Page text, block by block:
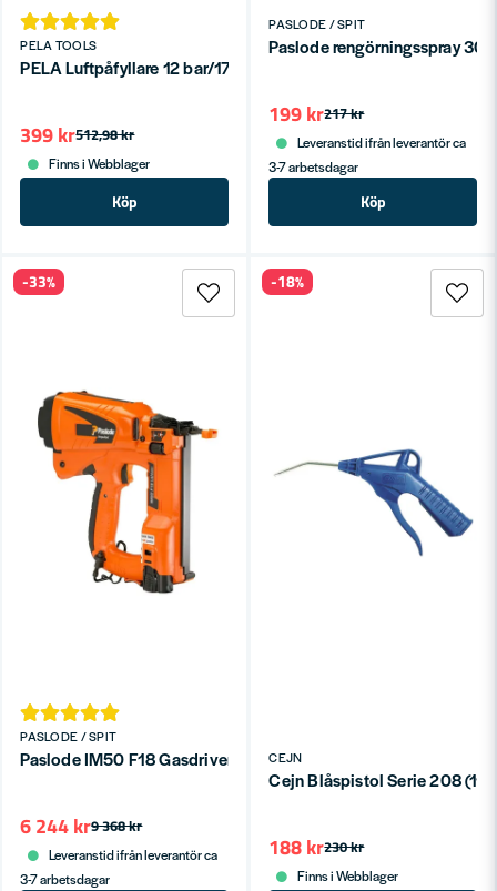
PELA TOOLS
PELA Luftpåfyllare 12 bar/170 psi
512,98 kr
399 kr
Finns i Webblager
Köp
PASLODE / SPIT
Paslode rengörningsspray
217 kr
199 kr
Leveranstid ifrån leverantör ca
3-7 arbetsdagar
Köp
PASLODE / SPIT
Paslode IM50 F18 Gasdriven Dyckertpistol 1,2mm
9 368 kr
6 244 kr
Leveranstid ifrån leverantör ca
3-7 arbetsdagar
-33%
CEJN
Cejn Blåspistol Serie 208
230 kr
188 kr
Finns i Webblager
-18%